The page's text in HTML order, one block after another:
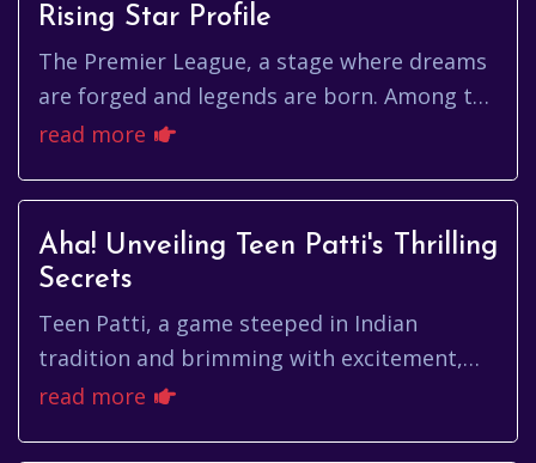
Rising Star Profile
The Premier League, a stage where dreams
are forged and legends are born. Among the
constellation of stars that illuminate this
read more
Aha! Unveiling Teen Patti's Thrilling
Secrets
Teen Patti, a game steeped in Indian
tradition and brimming with excitement,
has captured the hearts of millions. The
read more